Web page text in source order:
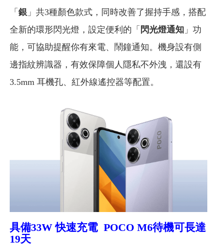
「 銀 」共3種顏色款式，同時改善了握持手感，搭配
全新的環形閃光燈，設定便利的「 閃光燈通知 」功
能，可協助提醒你有來電、鬧鐘通知。機身設有側
邊指紋辨識器，有效保障個人隱私不外洩，還設有
3.5mm 耳機孔、紅外線遙控器等配置。
具備33W 快速充電 POCO M6待機可長達
19天